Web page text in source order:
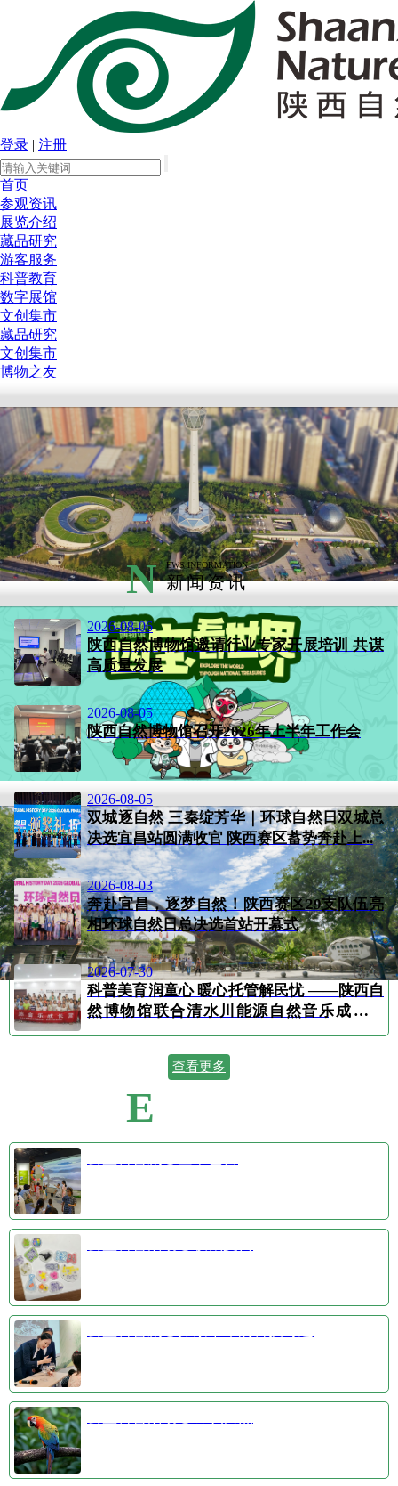
登录 | 注册
首页
参观资讯
展览介绍
藏品研究
游客服务
科普教育
数字展馆
文创集市
藏品研究
文创集市
博物之友
N EWS INFORMATION
新闻资讯
2026-08-06
陕西自然博物馆邀请行业专家开展培训 共谋
高质量发展
2026-08-05
陕西自然博物馆召开2026年上半年工作会
2026-08-05
双城逐自然 三秦绽芳华｜环球自然日双城总
决选宜昌站圆满收官 陕西赛区蓄势奔赴上...
2026-08-03
奔赴宜昌，逐梦自然！陕西赛区29支队伍亮
相环球自然日总决选首站开幕式
2026-07-30
科普美育润童心 暖心托管解民忧 ——陕西自
然博物馆联合清水川能源自然音乐成长营
顺...
查看更多
E